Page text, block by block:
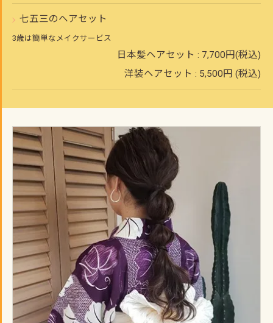
七五三のヘアセット
3歳は簡単なメイクサービス
日本髪ヘアセット : 7,700円(税込)
洋装ヘアセット : 5,500円 (税込)